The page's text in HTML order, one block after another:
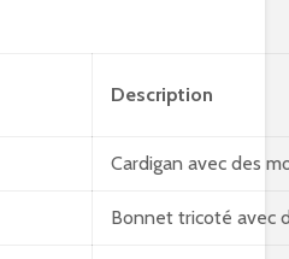
Description
Cardigan avec des
Bonnet tricoté avec